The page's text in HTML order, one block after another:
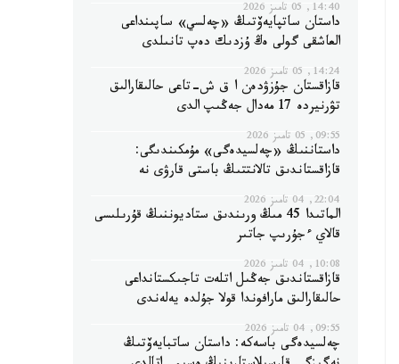
14:40, 05 تامىز 2026
داستان ساتپايەۆتىڭ «چەلسي» ساپىنداعى
العاشقى گولى ەڭ ۇزدىك دەپ تانىلدى
14:24, 05 تامىز 2026
قازاقستان جۇزۋدەن ا ق ش-تاعى حالىقارالىق
تۋرنيردە 17 مەدال جەڭىپ الدى
09:55, 05 تامىز 2026
داستاننىڭ «چەلسيدەگى» مۇمكىندىگى:
قازاقستاندىق تالانتتىڭ باستى قارۋى نە
22:04, 04 تامىز 2026
الماتىدا 45 مىڭ ورىندىق ستاديوننىڭ قۇرىلىسى
قالاي ءجۇرىپ جاتىر
10:08, 04 تامىز 2026
قازاقستاندىق جەڭىل اتلەت تاجىكستانداعى
حالىقارالىق مارافوندا قولا جۇلدە يەلەندى
09:55, 04 تامىز 2026
چەلسيدەگى باسەكە: داستان ساتبايەۆتىڭ